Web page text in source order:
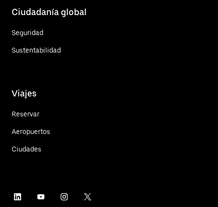
Ciudadanía global
Seguridad
Sustentabilidad
Viajes
Reservar
Aeropuertos
Ciudades